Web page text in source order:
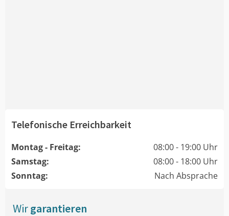
Telefonische Erreichbarkeit
Montag - Freitag:
08:00 - 19:00 Uhr
Samstag:
08:00 - 18:00 Uhr
Sonntag:
Nach Absprache
Wirgarantieren